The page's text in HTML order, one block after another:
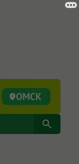
ОМСК